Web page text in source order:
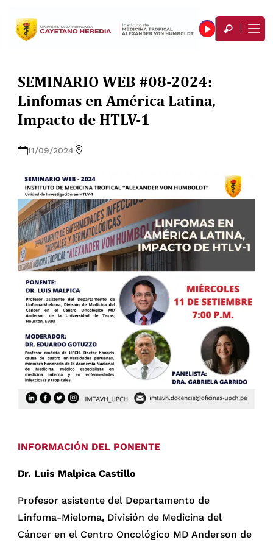
SEMINARIO WEB #08-2024:
Linfomas en América Latina,
Impacto de HTLV-1
11/09/2024
INFORMACIÓN DEL PONENTE
Dr. Luis Malpica Castillo
Profesor asistente del Departamento de
Linfoma-Mieloma, División de Medicina del
Cáncer en el Centro Oncológico MD Anderson de